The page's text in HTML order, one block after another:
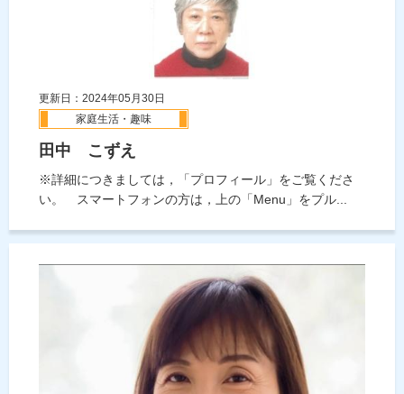
更新日：2024年05月30日
家庭生活・趣味
田中 こずえ
※詳細につきましては，「プロフィール」をご覧くださ
い。 スマートフォンの方は，上の「Menu」をプル...